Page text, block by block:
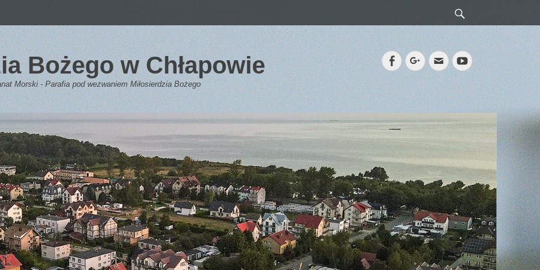
Bożego w Chłapowie
Morski - Parafia pod wezwaniem Miłosierdzia Bożego
FacebookGoogleplus
EmailYouTube